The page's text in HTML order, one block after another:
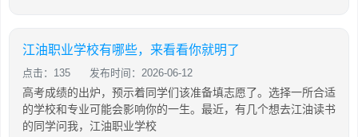
江油职业学校有哪些，来看看你就明了
点击：135 发布时间：2026-06-12
高考成绩的出炉，预示着同学们该准备填志愿了。选择一所合适
的学校和专业可能会影响你的一生。最近，有几个想去江油读书
的同学问我，江油职业学校